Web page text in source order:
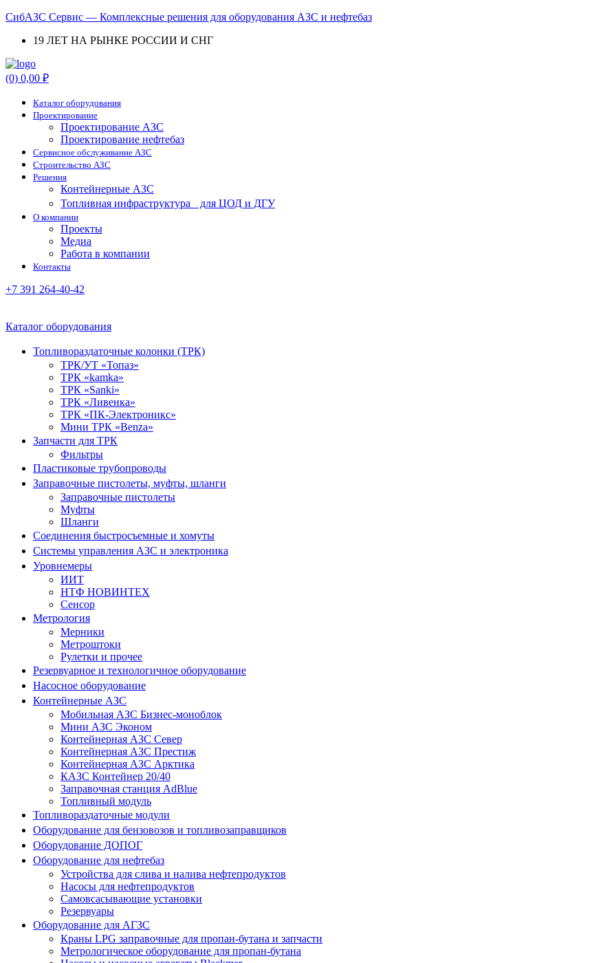
СибАЗС Сервис — Комплексные решения для оборудования АЗС и нефтебаз
19 ЛЕТ НА РЫНКЕ РОССИИ И СНГ
Menu
(0) 0,00 ₽
Каталог оборудования
Проектирование
Проектирование АЗС
Проектирование нефтебаз
Cервисное обслуживание АЗС
Строительство АЗС
Решения
Контейнерные АЗС
Топливная инфраструктура для ЦОД и ДГУ
О компании
Проекты
Медиа
Работа в компании
Контакты
+7 391 264-40-42
Каталог оборудования
Топливораздаточные колонки (ТРК)
ТРК/УТ «Топаз»
ТРК «kamka»
ТРК «Sanki»
ТРК «Ливенка»
ТРК «ПК-Электроникс»
Мини ТРК «Benza»
Запчасти для ТРК
Фильтры
Пластиковые трубопроводы
Заправочные пистолеты, муфты, шланги
Заправочные пистолеты
Муфты
Шланги
Соединения быстросъемные и хомуты
Системы управления АЗС и электроника
Уровнемеры
ИИТ
НТФ НОВИНТЕХ
Сенсор
Метрология
Мерники
Метроштоки
Рулетки и прочее
Резервуарное и технологичное оборудование
Насосное оборудование
Контейнерные АЗС
Мобильная АЗС Бизнес-моноблок
Мини АЗС Эконом
Контейнерная АЗС Север
Контейнерная АЗС Престиж
Контейнерная АЗС Арктика
КАЗС Контейнер 20/40
Заправочная станция AdBlue
Топливный модуль
Топливораздаточные модули
Оборудование для бензовозов и топливозаправщиков
Оборудование ДОПОГ
Оборудование для нефтебаз
Устройства для слива и налива нефтепродуктов
Насосы для нефтепродуктов
Самовсасывающие установки
Резервуары
Оборудование для АГЗС
Краны LPG заправочные для пропан-бутана и запчасти
Метрологическое оборудование для пропан-бутана